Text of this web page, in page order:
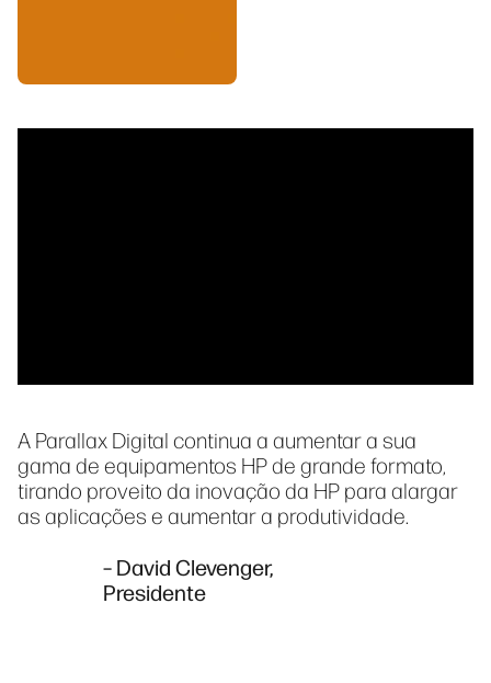
A Parallax Digital continua a aumentar a sua
gama de equipamentos HP de grande formato,
tirando proveito da inovação da HP para alargar
as aplicações e aumentar a produtividade.
– David Clevenger,
Presidente